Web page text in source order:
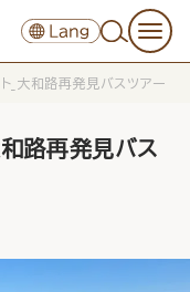
_大和路再発見バスツアー
路再発見バス